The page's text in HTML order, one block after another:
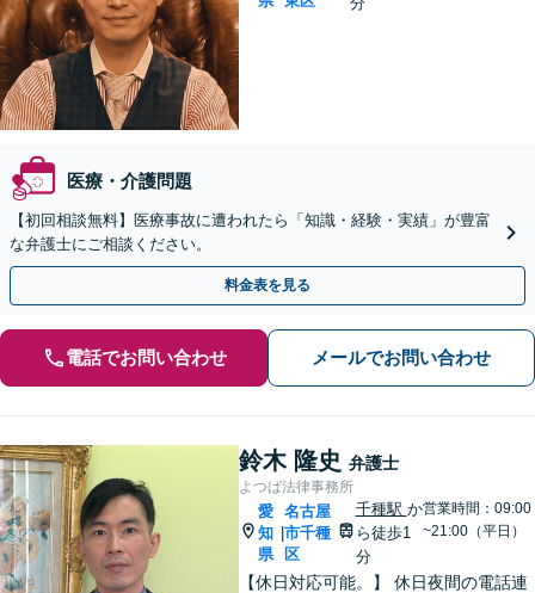
医療・介護問題
【初回相談無料】医療事故に遭われたら「知識・経験・実績」が豊富
な弁護士にご相談ください。
料金表を見る
電話でお問い合わせ メールでお問い合わせ
鈴木 隆史 弁護士
よつば法律事務所
愛
知
県
名古屋
市千種
区
千種駅 か
ら徒歩1
分
営業時間：09:00
~21:00（平日）
【休日対応可能。】 休日夜間の電話連